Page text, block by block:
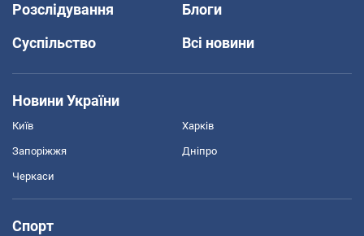
Розслідування
Блоги
Суспільство
Всі новини
Новини України
Київ Харків
Запоріжжя Дніпро
Черкаси
Спорт